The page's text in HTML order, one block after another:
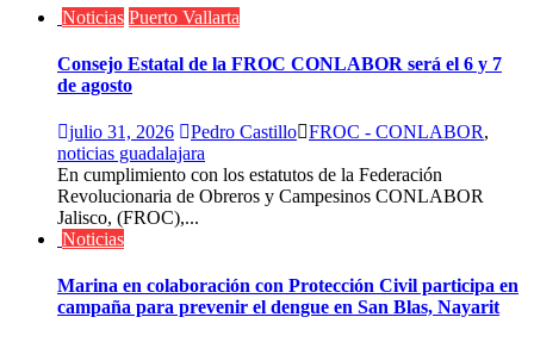
Noticias Puerto Vallarta
Consejo Estatal de la FROC CONLABOR será el 6 y 7
de agosto
julio 31, 2026 Pedro Castillo FROC - CONLABOR,
noticias guadalajara
En cumplimiento con los estatutos de la Federación
Revolucionaria de Obreros y Campesinos CONLABOR
Jalisco, (FROC),...
Noticias
Marina en colaboración con Protección Civil participa en
campaña para prevenir el dengue en San Blas, Nayarit